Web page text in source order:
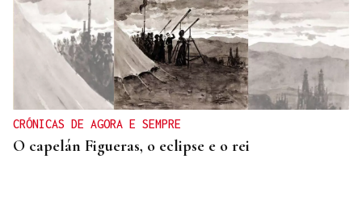
CRÓNICAS DE AGORA E SEMPRE
O capelán Figueras, o eclipse e o rei